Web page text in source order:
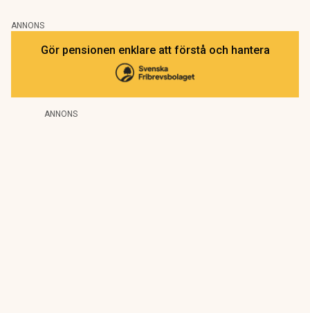
ANNONS
Gör pensionen enklare att förstå och hantera
ANNONS